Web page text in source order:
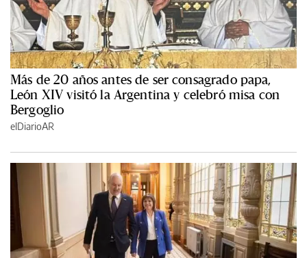
Más de 20 años antes de ser consagrado papa,
León XIV visitó la Argentina y celebró misa con
Bergoglio
elDiarioAR